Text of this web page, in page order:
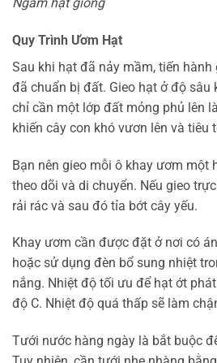
Quy Trình Ươm Hạt
Sau khi hạt đã nảy mầm, tiến
đã chuẩn bị đất. Gieo hạt ở độ sâu
chỉ cần một lớp đất mỏng phủ lên
khiến cây con khó vươn lên và tiêu
Bạn nên gieo mỗi ô khay ươm một
theo dõi và di chuyển. Nếu gieo
rải rác và sau đó tỉa bớt cây yếu.
Khay ươm cần được đặt ở nơi có
hoặc sử dụng đèn bổ sung nhiệt
nắng. Nhiệt độ tối ưu để hạt ớt
độ C. Nhiệt độ quá thấp sẽ làm
Tưới nước hàng ngày là bắt buộc